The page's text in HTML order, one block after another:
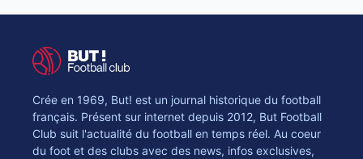
Crée en 1969, But! est un journal historique du football
français. Présent sur internet depuis 2012, But Football
Club suit l'actualité du football en temps réel. Au coeur
du foot et des clubs avec des news, infos exclusives,